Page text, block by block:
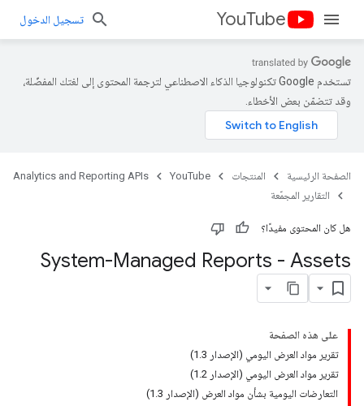
YouTube تسجيل الدخول
تستخدم Google تكنولوجيا الذكاء الاصطناعي لترجمة المحتوى إلى لغتك المفضّلة،
وقد تتضمّن بعض الأخطاء.
الصفحة الرئيسية المنتجات YouTube
Analytics and Reporting APIs
التقارير المجمّعة
هل كان المحتوى مفيدًا؟
System-Managed Reports - Assets
على هذه الصفحة
تقرير مواد العرض اليومي (الإصدار 1.3)
تقرير مواد العرض اليومي (الإصدار 1.2)
التعارضات اليومية بشأن مواد العرض (الإصدار 1.3)